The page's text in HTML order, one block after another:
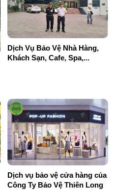
Dịch Vụ Bảo Vệ Nhà Hàng,
Khách Sạn, Cafe, Spa,...
Dịch vụ bảo vệ cửa hàng của
Công Ty Bảo Vệ Thiên Long